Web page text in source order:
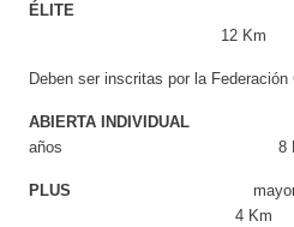
ÉLITE
12 Km
Deben ser inscritas por la
ABIERTA INDIVIDUAL
años
8
PLUS
4 Km